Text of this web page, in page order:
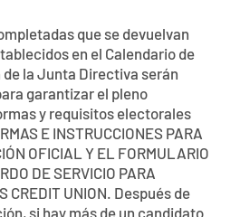
que se devuelvan
en el Calendario de
la Junta Directiva serán
garantizar el pleno
y requisitos electorales
E INSTRUCCIONES PARA
OFICIAL Y EL FORMULARIO
DE SERVICIO PARA
CREDIT UNION. Después de